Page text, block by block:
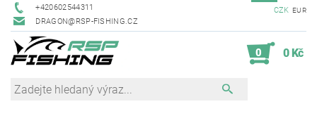
+420602544311
DRAGON@RSP-FISHING.CZ
CZK EUR
0 0 Kč